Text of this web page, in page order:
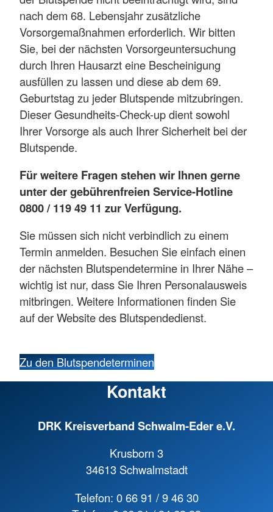
nach dem 68. Lebensjahr zusätzliche
Vorsorgemaßnahmen erforderlich. Wir bitten
Sie, bei der nächsten Vorsorgeuntersuchung
durch Ihren Hausarzt eine Bescheinigung
ausfüllen zu lassen und diese ab dem 69.
Geburtstag zu jeder Blutspende mitzubringen.
Dieser Gesundheits-Check-up dient sowohl
Ihrer Vorsorge als auch Ihrer Sicherheit bei der
Blutspende.
Für weitere Fragen stehen wir Ihnen gerne
unter der gebührenfreien Service-Hotline
0800 / 119 49 11 zur Verfügung.
Sie müssen sich nicht verbindlich zu einem
Termin anmelden. Besuchen Sie einfach einen
der nächsten Blutspendetermine in Ihrer Nähe –
wichtig ist nur, dass Sie Ihren Personalausweis
mitbringen. Weitere Informationen finden Sie
auf der Website des Blutspendedienst.
Zu den Blutspendeterminen
Kontakt
DRK Kreisverband Schwalm-Eder e.V.
Krusborn 3
34613 Schwalmstadt
Telefon: 0 66 91 / 9 46 30